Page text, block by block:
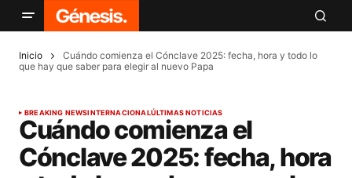
Inicio
Cuándo comienza el Cónclave 2025: fecha, hora y todo lo
que hay que saber para elegir al nuevo Papa
BREAKING NEWSINTERNACIONALÚLTIMAS NOTICIAS
Cuándo comienza el
Cónclave 2025: fecha, hora